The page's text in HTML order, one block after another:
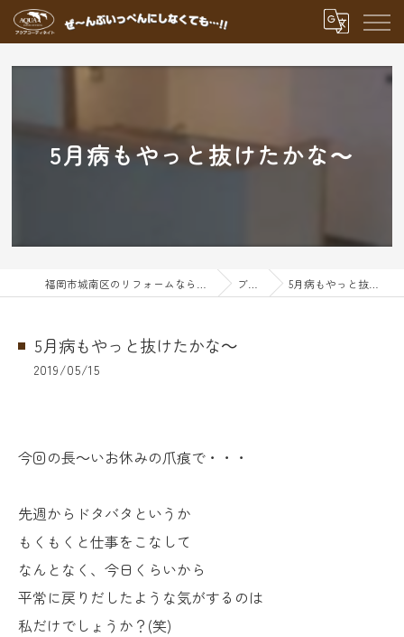
5月病もやっと抜けたかな～
ブログ 5月病もやっと抜けたかな～
5月病もやっと抜けたかな～
2019/05/15
今回の長～いお休みの爪痕で・・・
先週からドタバタというか
もくもくと仕事をこなして
なんとなく、今日くらいから
平常に戻りだしたような気がするのは
私だけでしょうか？(笑)